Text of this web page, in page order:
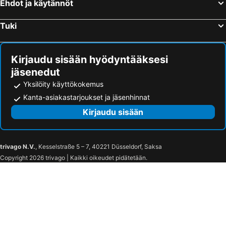
Hotellit – Maizuru
Hotellit – Tajiri
Hotellit – Ikaruga
Ehdot ja käytännöt
Tuki
Kirjaudu sisään hyödyntääksesi
jäsenedut
Yksilöity käyttökokemus
Kanta-asiakastarjoukset ja jäsenhinnat
Kirjaudu sisään
trivago N.V., Kesselstraße 5 – 7, 40221 Düsseldorf, Saksa
Copyright 2026 trivago | Kaikki oikeudet pidätetään.